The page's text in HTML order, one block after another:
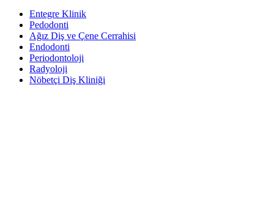
Entegre Klinik
Pedodonti
Ağız Diş ve Çene Cerrahisi
Endodonti
Periodontoloji
Radyoloji
Nöbetçi Diş Kliniği